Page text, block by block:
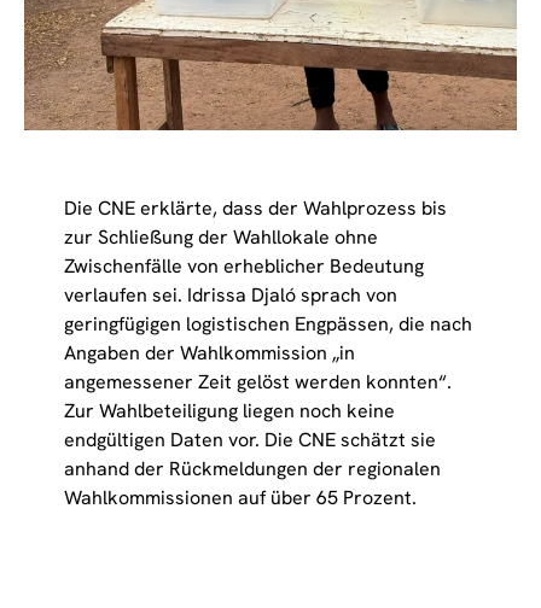
Die CNE erklärte, dass der Wahlprozess bis
zur Schließung der Wahllokale ohne
Zwischenfälle von erheblicher Bedeutung
verlaufen sei. Idrissa Djaló sprach von
geringfügigen logistischen Engpässen, die nach
Angaben der Wahlkommission „in
angemessener Zeit gelöst werden konnten“.
Zur Wahlbeteiligung liegen noch keine
endgültigen Daten vor. Die CNE schätzt sie
anhand der Rückmeldungen der regionalen
Wahlkommissionen auf über 65 Prozent.